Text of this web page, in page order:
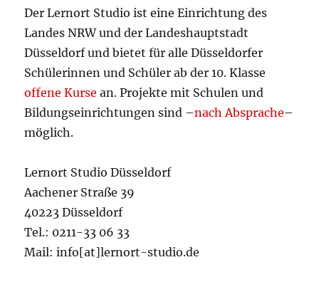
Der Lernort Studio ist eine Einrichtung des
Landes NRW und der Landeshauptstadt
Düsseldorf und bietet für alle Düsseldorfer
Schülerinnen und Schüler ab der 10. Klasse
offene Kurse an. Projekte mit Schulen und
Bildungseinrichtungen sind –nach Absprache–
möglich.
Lernort Studio Düsseldorf
Aachener Straße 39
40223 Düsseldorf
Tel.: 0211-33 06 33
Mail: info[at]lernort-studio.de